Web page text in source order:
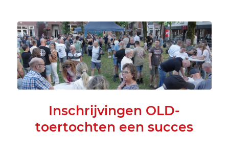
Inschrijvingen OLD-
toertochten een succes